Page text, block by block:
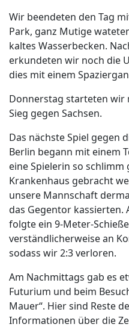
Wir beendeten den Tag
Park, ganz Mutige
kaltes Wasserbecken.
erkundeten wir noch die
dies mit einem
Donnerstag starteten wir
Sieg gegen Sachsen.
Das nächste Spiel gegen
Berlin begann mit einem
eine Spielerin so schlimm
Krankenhaus gebracht
unsere Mannschaft
das Gegentor kassierten.
folgte ein 9-Meter-
verständlicherweise an
sodass wir 2:3 verloren.
Am Nachmittags gab es
Futurium und beim
Mauer“. Hier sind Reste
Informationen über die